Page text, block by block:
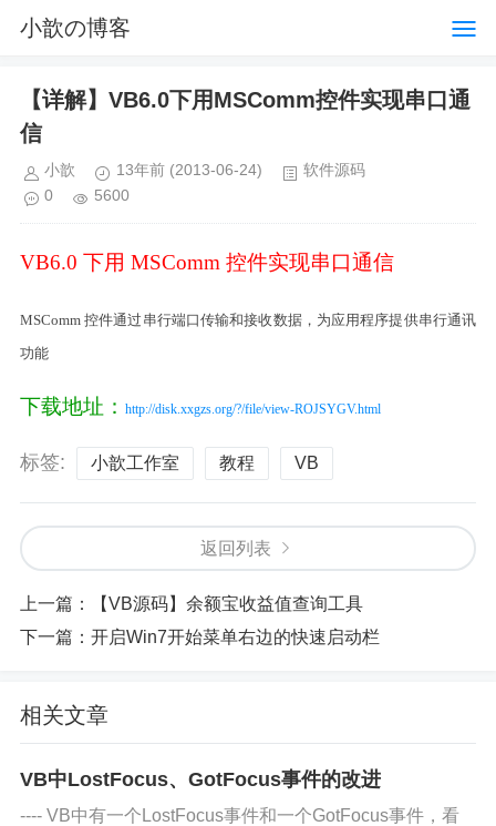
小歆の博客
【详解】VB6.0下用MSComm控件实现串口通
信
小歆 13年前 (2013-06-24)
软件源码
0
5600
VB6.0 下用 MSComm 控件实现串口通信
MSComm控件通过串行端口传输和接收数据，为应用程序提供串行通讯
功能
下载地址： http://disk.xxgzs.org/?/file/view-ROJSYGV.html
标签: 小歆工作室 教程 VB
返回列表
上一篇：
【VB源码】余额宝收益值查询工具
下一篇： 开启Win7开始菜单右边的快速启动栏
相关文章
VB中LostFocus、GotFocus事件的改进
---- VB中有一个LostFocus事件和一个GotFocus事件，看